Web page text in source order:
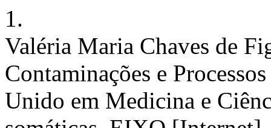
1.
Valéria Maria Chaves de
Contaminações e
Unido em Medicina e